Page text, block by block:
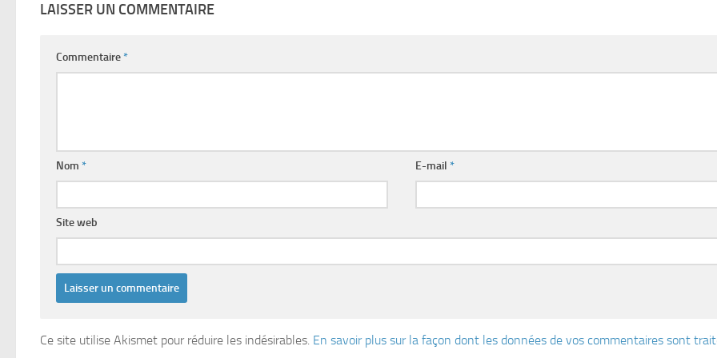
LAISSER UN COMMENTAIRE
Commentaire*
Nom * E-mail*
Site web
Ce site utilise Akismet pour réduire les indésirables. En savoir plus sur la façon dont les données de vos commentaires sont